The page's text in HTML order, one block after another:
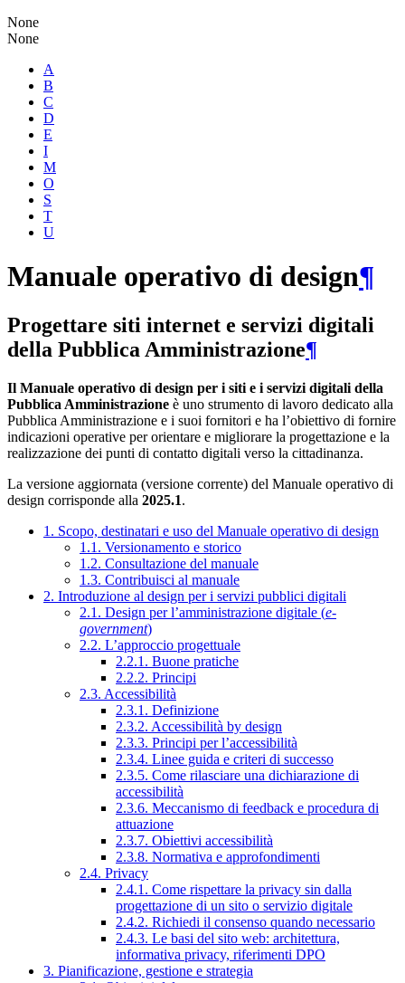
None
None
A
B
C
D
E
I
M
O
S
T
U
Manuale operativo di design¶
Progettare siti internet e servizi digitali
della Pubblica Amministrazione¶
Il Manuale operativo di design per i siti e i servizi digitali della
Pubblica Amministrazione è uno strumento di lavoro dedicato alla
Pubblica Amministrazione e i suoi fornitori e ha l’obiettivo di fornire
indicazioni operative per orientare e migliorare la progettazione e la
realizzazione dei punti di contatto digitali verso la cittadinanza.
La versione aggiornata (versione corrente) del Manuale operativo di
design corrisponde alla 2025.1.
1. Scopo, destinatari e uso del Manuale operativo di design
1.1. Versionamento e storico
1.2. Consultazione del manuale
1.3. Contribuisci al manuale
2. Introduzione al design per i servizi pubblici digitali
2.1. Design per l’amministrazione digitale (e-
government)
2.2. L’approccio progettuale
2.2.1. Buone pratiche
2.2.2. Principi
2.3. Accessibilità
2.3.1. Definizione
2.3.2. Accessibilità by design
2.3.3. Principi per l’accessibilità
2.3.4. Linee guida e criteri di successo
2.3.5. Come rilasciare una dichiarazione di
accessibilità
2.3.6. Meccanismo di feedback e procedura di
attuazione
2.3.7. Obiettivi accessibilità
2.3.8. Normativa e approfondimenti
2.4. Privacy
2.4.1. Come rispettare la privacy sin dalla
progettazione di un sito o servizio digitale
2.4.2. Richiedi il consenso quando necessario
2.4.3. Le basi del sito web: architettura,
informativa privacy, riferimenti DPO
3. Pianificazione, gestione e strategia